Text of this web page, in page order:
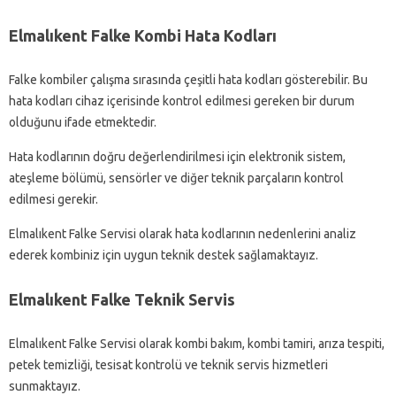
Elmalıkent Falke Kombi Hata Kodları
Falke kombiler çalışma sırasında çeşitli hata kodları gösterebilir. Bu
hata kodları cihaz içerisinde kontrol edilmesi gereken bir durum
olduğunu ifade etmektedir.
Hata kodlarının doğru değerlendirilmesi için elektronik sistem,
ateşleme bölümü, sensörler ve diğer teknik parçaların kontrol
edilmesi gerekir.
Elmalıkent Falke Servisi olarak hata kodlarının nedenlerini analiz
ederek kombiniz için uygun teknik destek sağlamaktayız.
Elmalıkent Falke Teknik Servis
Elmalıkent Falke Servisi olarak kombi bakım, kombi tamiri, arıza tespiti,
petek temizliği, tesisat kontrolü ve teknik servis hizmetleri
sunmaktayız.